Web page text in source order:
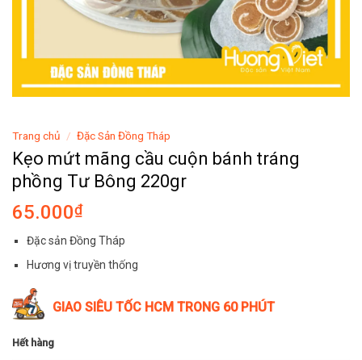
Trang chủ / Đặc Sản Đồng Tháp
Kẹo mứt mãng cầu cuộn bánh tráng
phồng Tư Bông 220gr
65.000₫
Đặc sản Đồng Tháp
Hương vị truyền thống
GIAO SIÊU TỐC HCM TRONG 60 PHÚT
Hết hàng